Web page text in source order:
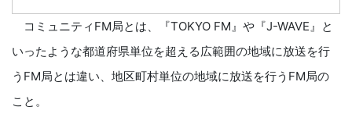
コミュニティFM局とは、『TOKYO FM』や『J-WAVE』と
いったような都道府県単位を超える広範囲の地域に放送を行
うFM局とは違い、地区町村単位の地域に放送を行うFM局の
こと。